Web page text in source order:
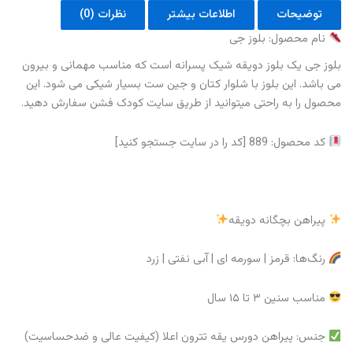
توضیحات
اطلاعات بیشتر
نظرات (0)
نام محصول: بلوز جی
بلوز جی یک بلوز دویقه شیک پسرانه است که مناسب مهمانی و بیرون
می باشد. این بلوز با شلوار کتان و جین ست بسیار شیکی می شود. این
محصول را به راحتی میتوانید از طریق سایت کودک فشن سفارش دهید.
کد محصول: 889 [کد را در سایت جستجو کنید]
پیراهن بچگانه دویقه
رنگ‌ها: قرمز | سورمه ای | آبی نفتی | زرد
مناسب سنین ۳ تا ۱۵ سال
جنس: پیراهن دورس یقه تترون اعلا (کیفیت عالی و ضدحساسیت)